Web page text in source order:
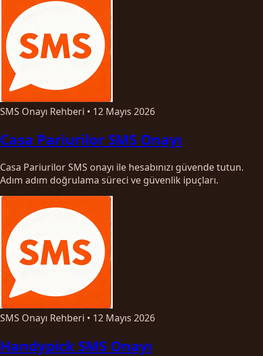
SMS Onayı Rehberi • 12 Mayıs 2026
Casa Pariurilor SMS Onayı
Casa Pariurilor SMS onayı ile hesabınızı güvende tutun.
Adım adım doğrulama süreci ve güvenlik ipuçları.
SMS Onayı Rehberi • 12 Mayıs 2026
Handypick SMS Onayı